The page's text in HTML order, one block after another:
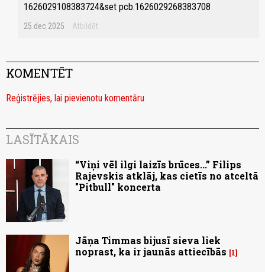
1626029108383724&set pcb.1626029268383708
25.dec 2025 Atbildēt
KOMENTĒT
Reģistrējies, lai pievienotu komentāru
LASĪTĀKAIS
“Viņi vēl ilgi laizīs brūces...” Filips
Rajevskis atklāj, kas cietīs no atceltā
"Pitbull" koncerta
Jāņa Timmas bijusī sieva liek
noprast, ka ir jaunās attiecībās
1